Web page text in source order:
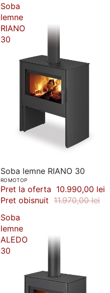
Soba
lemne
RIANO
30
-8%
Soba lemne RIANO 30
ROMOTOP
Pret la oferta 10.990,00 lei
Pret obisnuit 11.970,00 lei
Soba
lemne
ALEDO
30